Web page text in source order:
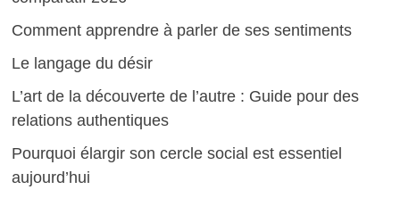
Comment apprendre à parler de ses sentiments
Le langage du désir
L’art de la découverte de l’autre : Guide pour des
relations authentiques
Pourquoi élargir son cercle social est essentiel
aujourd’hui